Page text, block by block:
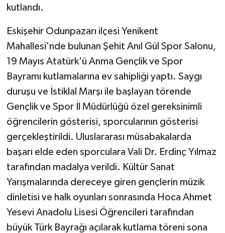
kutlandı.
Eskişehir Odunpazarı ilçesi Yenikent
Mahallesi'nde bulunan Şehit Anıl Gül Spor Salonu,
19 Mayıs Atatürk'ü Anma Gençlik ve Spor
Bayramı kutlamalarına ev sahipliği yaptı. Saygı
duruşu ve İstiklal Marşı ile başlayan törende
Gençlik ve Spor İl Müdürlüğü özel gereksinimli
öğrencilerin gösterisi, sporcularının gösterisi
gerçekleştirildi. Uluslararası müsabakalarda
başarı elde eden sporculara Vali Dr. Erdinç Yılmaz
tarafından madalya verildi. Kültür Sanat
Yarışmalarında dereceye giren gençlerin müzik
dinletisi ve halk oyunları sonrasında Hoca Ahmet
Yesevi Anadolu Lisesi Öğrencileri tarafından
büyük Türk Bayrağı açılarak kutlama töreni sona
GENEL
GÜNDEM
Güvenlik
İNSAN
İş Dünyası
Kadın
KÜLTÜR SANAT